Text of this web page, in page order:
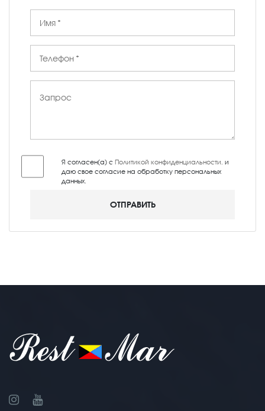
Я согласен(а) с Политикой конфиденциальности , и
даю свое согласие на обработку персональных
данных.
ОТПРАВИТЬ